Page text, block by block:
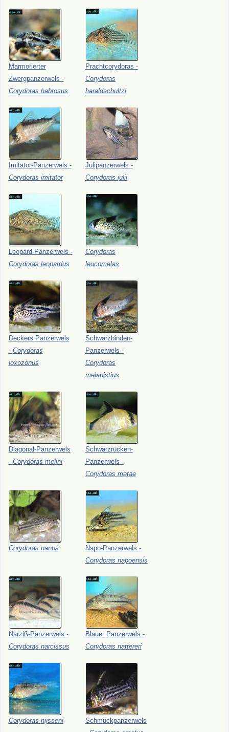
Marmorierter
Zwergpanzerwels -
Corydoras habrosus
Prachtcorydoras -
Corydoras
haraldschultzi
Imitator-Panzerwels -
Corydoras imitator
Julipanzerwels -
Corydoras julii
Leopard-Panzerwels -
Corydoras leopardus
Corydoras
leucomelas
Deckers Panzerwels
- Corydoras
loxozonus
Schwarzbinden-
Panzerwels -
Corydoras
melanistius
Diagonal-Panzerwels
- Corydoras melini
Schwarzrücken-
Panzerwels -
Corydoras metae
Corydoras nanus Napo-Panzerwels -
Corydoras napoensis
Narziß-Panzerwels -
Corydoras narcissus
Blauer Panzerwels -
Corydoras nattereri
Corydoras nijsseni
Schmuckpanzerwels